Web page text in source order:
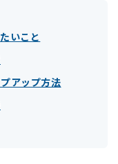
いこと
アップ方法